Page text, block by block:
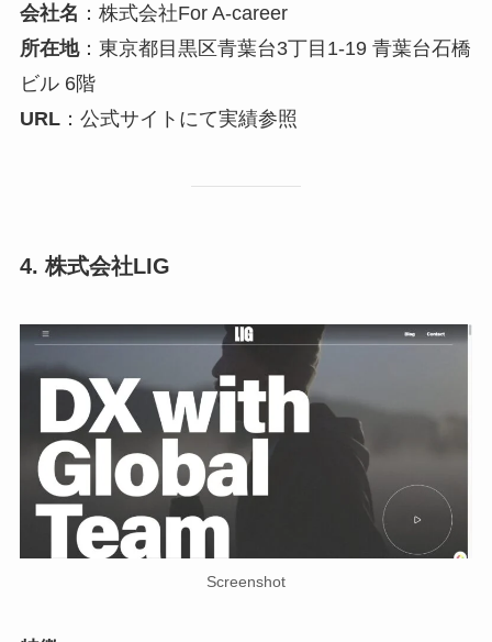
会社名 ：株式会社For A-career
所在地：東京都目黒区青葉台3丁目1-19 青葉台石橋
ビル 6階
URL：公式サイトにて実績参照
4. 株式会社LIG
Screenshot